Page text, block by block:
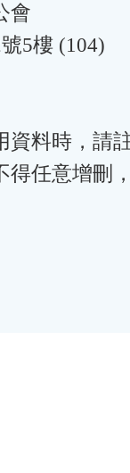
會
5樓 (104)
資料時，請
得任意增刪